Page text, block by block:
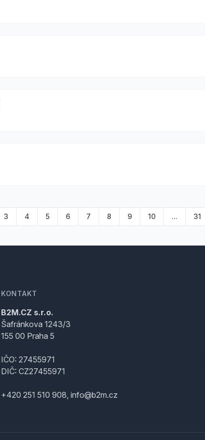
3 4 5 6 7 8 9 10 ... 31
KONTAKT
B2M.CZ s.r.o.
Šafránkova 1243/3
155 00 Praha 5
IČO: 27455971
DIČ: CZ27455971
+420 251 510 908, info@b2m.cz